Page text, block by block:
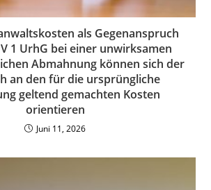
als Gegenanspruch
1 UrhG bei einer unwirksamen
Abmahnung können sich der
an den für die ursprüngliche
geltend gemachten Kosten
orientieren
Juni 11, 2026